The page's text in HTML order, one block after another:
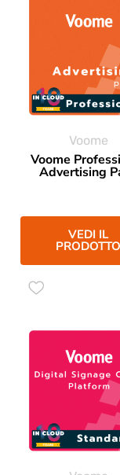
Voome
Voome
Advertising
VEDI IL
PRODOTTO